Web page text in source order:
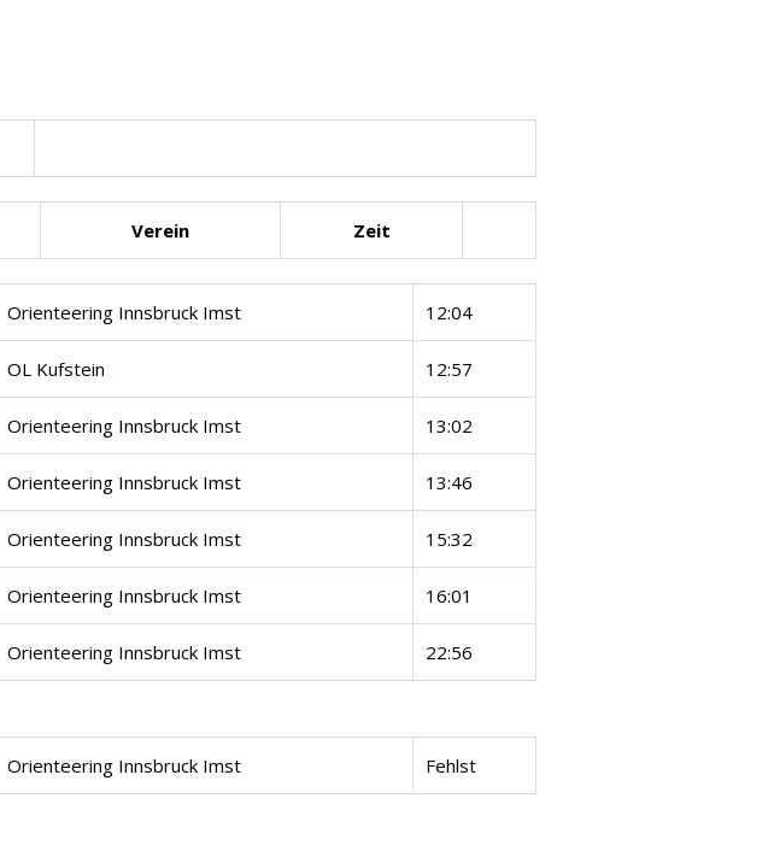
Verein Zeit
Orienteering Innsbruck Imst 12:04
OL Kufstein 12:57
Orienteering Innsbruck Imst 13:02
Orienteering Innsbruck Imst 13:46
Orienteering Innsbruck Imst 15:32
Orienteering Innsbruck Imst 16:01
Orienteering Innsbruck Imst 22:56
Orienteering Innsbruck Imst Fehlst